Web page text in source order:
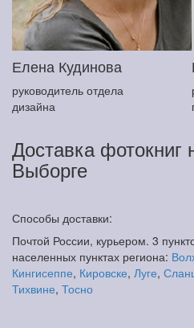
Елена Кудинова
руководитель отдела
дизайна
Доставка фотокниг
Выборге
Способы доставки:
Почтой России, курьером. 3
населенных пунктах региона:
Кингисеппе, Кировске, Луге,
Тихвине, Тосно